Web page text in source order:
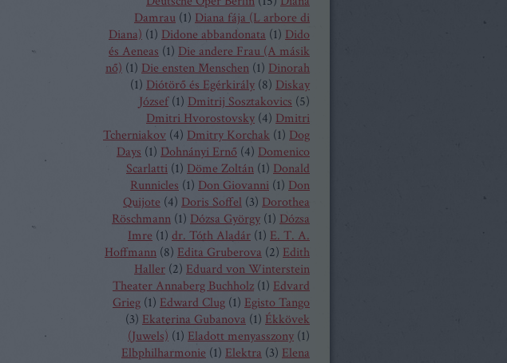
Damrau (1) Diana fája (L arbore di
Diana) (1) Didone abbandonata (1) Dido
és Aeneas (1) Die andere Frau (A másik
nő) (1) Die ensten Menschen (1) Dinorah
(1) Diótörő és Egérkirály (8) Diskay
József (1) Dmitrij Sosztakovics (5)
Dmitri Hvorostovsky (4) Dmitri
Tcherniakov (4) Dmitry Korchak (1) Dog
Days (1) Dohnányi Ernő (4) Domenico
Scarlatti (1) Döme Zoltán (1) Donald
Runnicles (1) Don Giovanni (1) Don
Quijote (4) Doris Soffel (3) Dorothea
Röschmann (1) Dózsa György (1) Dózsa
Imre (1) dr. Tóth Aladár (1) E. T. A.
Hoffmann (8) Edita Gruberova (2) Edith
Haller (2) Eduard von Winterstein
Theater Annaberg Buchholz (1) Edvard
Grieg (1) Edward Clug (1) Egisto Tango
(3) Ekaterina Gubanova (1) Ékkövek
(Juwels) (1) Eladott menyasszony (1)
Elbphilharmonie (1) Elektra (3) Elena